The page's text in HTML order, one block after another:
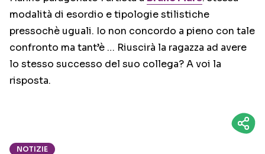
modalità di esordio e tipologie stilistiche
pressochè uguali. Io non concordo a pieno con tale
confronto ma tant’è … Riuscirà la ragazza ad avere
lo stesso successo del suo collega? A voi la
risposta.
NOTIZIE